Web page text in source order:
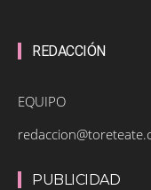
REDACCIÓN
EQUIPO
PUBLICIDAD